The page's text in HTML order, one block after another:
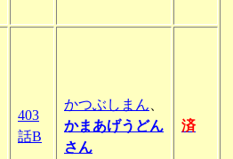
403
話B
かつぶしまん
かまあげうどん
さん
済